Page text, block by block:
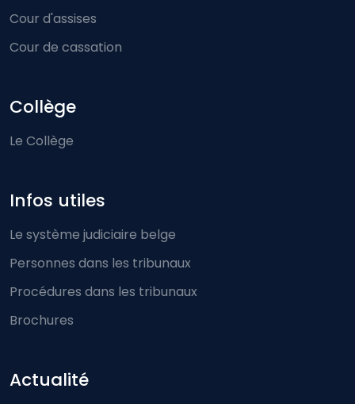
Cour d'assises
Cour de cassation
Collège
Le Collège
Infos utiles
Le système judiciaire belge
Personnes dans les tribunaux
Procédures dans les tribunaux
Brochures
Actualité